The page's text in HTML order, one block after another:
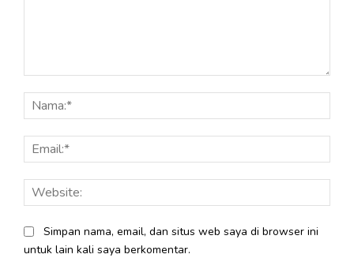
Simpan nama, email, dan situs web saya di browser ini
untuk lain kali saya berkomentar.